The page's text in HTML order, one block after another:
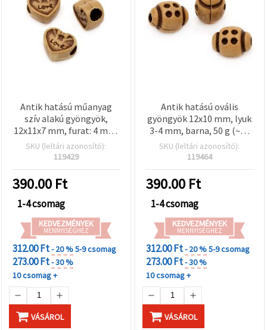
Antik hatású műanyag
szív alakú gyöngyök,
12x11x7 mm, furat: 4 mm,
barna, 50 g (~80 db)
SKU (leltári azonosító):
119429
390.00 Ft
1-4 csomag
KEDVEZMÉNYEK
MENNYISÉGHEZ
312.00 Ft- 20 %5-9 csomag
273.00 Ft- 30 %
10 csomag +
VÁSÁROL
Antik hatású ovális
gyöngyök 12x10 mm, lyuk
3-4 mm, barna, 50 g (~75
db)
SKU (leltári azonosító):
119464
390.00 Ft
1-4 csomag
KEDVEZMÉNYEK
MENNYISÉGHEZ
312.00 Ft- 20 %5-9 csomag
273.00 Ft- 30 %
10 csomag +
VÁSÁROL